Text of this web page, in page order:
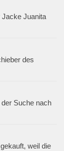
Jacke Juanita
des
Suche nach
weil die